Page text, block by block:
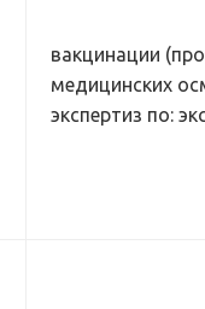
вакцинации
медицинских
экспертиз по: